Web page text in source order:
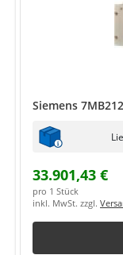
Siemens
33.901,43 €
pro 1 Stück
inkl. MwSt. zzgl.